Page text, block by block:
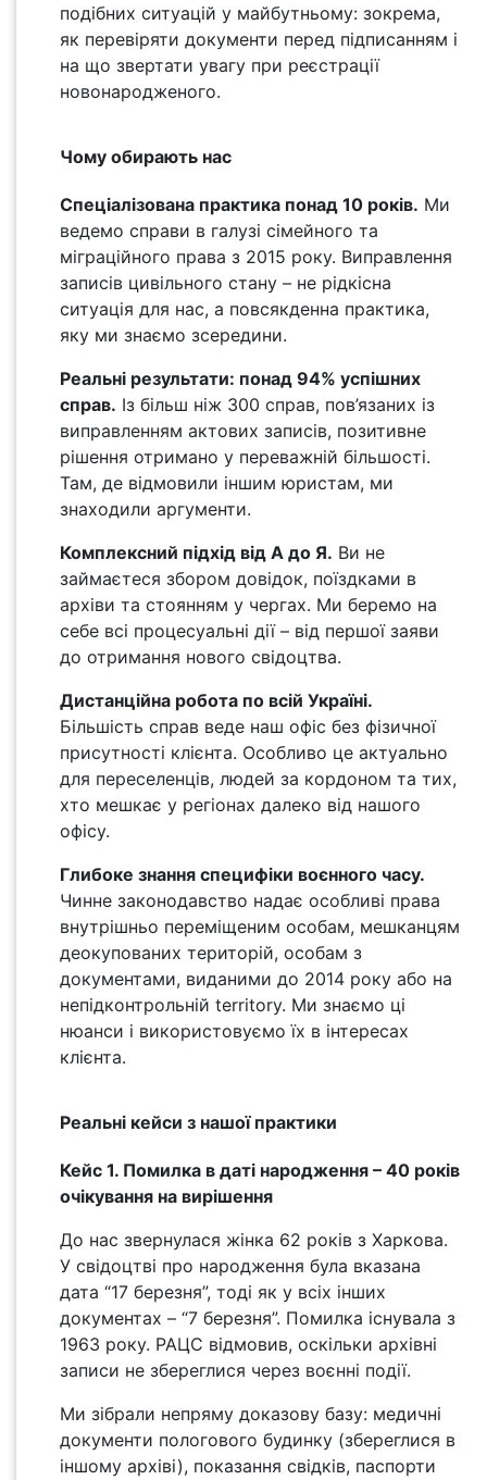
подібних ситуацій у майбутньому: зокрема,
як перевіряти документи перед підписанням і
на що звертати увагу при реєстрації
новонародженого.
Чому обирають нас
Спеціалізована практика понад 10 років. Ми
ведемо справи в галузі сімейного та
міграційного права з 2015 року. Виправлення
записів цивільного стану – не рідкісна
ситуація для нас, а повсякденна практика,
яку ми знаємо зсередини.
Реальні результати: понад 94% успішних
справ. Із більш ніж 300 справ, пов’язаних із
виправленням актових записів, позитивне
рішення отримано у переважній більшості.
Там, де відмовили іншим юристам, ми
знаходили аргументи.
Комплексний підхід від А до Я. Ви не
займаєтеся збором довідок, поїздками в
архіви та стоянням у чергах. Ми беремо на
себе всі процесуальні дії – від першої заяви
до отримання нового свідоцтва.
Дистанційна робота по всій Україні.
Більшість справ веде наш офіс без фізичної
присутності клієнта. Особливо це актуально
для переселенців, людей за кордоном та тих,
хто мешкає у регіонах далеко від нашого
офісу.
Глибоке знання специфіки воєнного часу.
Чинне законодавство надає особливі права
внутрішньо переміщеним особам, мешканцям
деокупованих територій, особам з
документами, виданими до 2014 року або на
непідконтрольній territory. Ми знаємо ці
нюанси і використовуємо їх в інтересах
клієнта.
Реальні кейси з нашої практики
Кейс 1. Помилка в даті народження – 40 років
очікування на вирішення
До нас звернулася жінка 62 років з Харкова.
У свідоцтві про народження була вказана
дата “17 березня”, тоді як у всіх інших
документах – “7 березня”. Помилка існувала з
1963 року. РАЦС відмовив, оскільки архівні
записи не збереглися через воєнні події.
Ми зібрали непряму доказову базу: медичні
документи пологового будинку (збереглися в
іншому архіві), показання свідків, паспорти